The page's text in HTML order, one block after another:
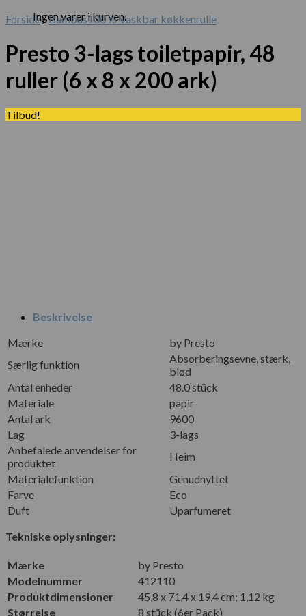
Ingen varer i kurven.
Forside/Bambus100 % Vaskbar køkkenrulle
Presto 3-lags toiletpapir, 48
ruller (6 x 8 x 200 ark)
Tilbud!
Beskrivelse
Mærke
by Presto
Særlig funktion
Absorberingsevne, stærk,
blød
Antal enheder
48.0 stück
Materiale
papir
Antal ark
9600
Lag
3-lags
Anbefalede anvendelser for
produktet
Heim
Materialefunktion
Genudnyttet
Farve
Eco
Duft
Uparfumeret
Tekniske oplysninger:
Mærke
‎by Presto
Modelnummer
‎412110
Produktdimensioner
‎45,8 x 71,4 x 19,4 cm; 1,12 kg
Størrelse
‎8 stück (6er Pack)